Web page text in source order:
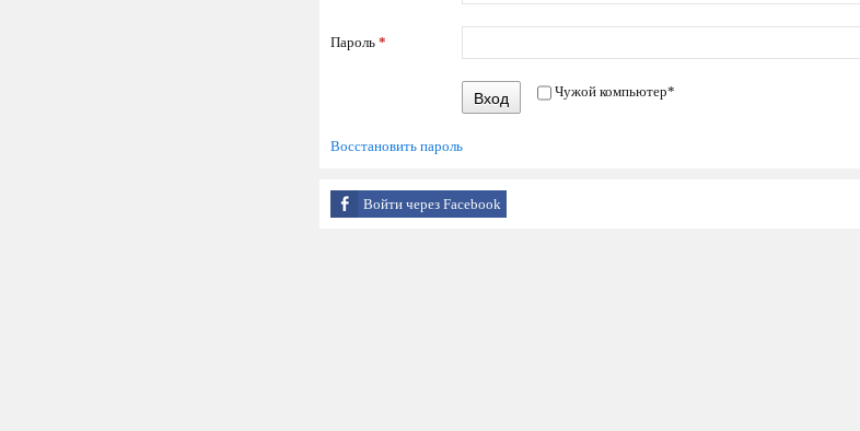
Пароль *
Вход Чужой компьютер*
Восстановить пароль
Войти через Facebook